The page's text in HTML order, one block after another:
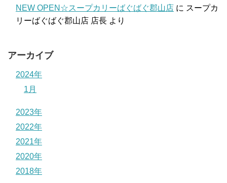
NEW OPEN☆スープカリーばぐばぐ郡山店 に スープカ
リーばぐばぐ郡山店 店長 より
アーカイブ
2024年
1月
2023年
2022年
2021年
2020年
2018年